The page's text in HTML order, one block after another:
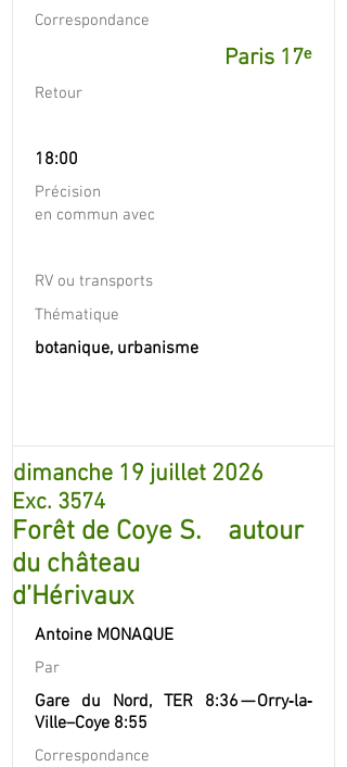
Correspondance
Paris 17ᵉ
Retour
18:00
Précision
en commun avec
RV ou transports
Thématique
botanique, urbanisme
dimanche 19 juillet 2026
Exc. 3574
Forêt de Coye S. autour
du château
d’Hérivaux
Antoine MONAQUE
Par
Gare du Nord, TER 8:36 — Orry‐la‐
Ville–Coye 8:55
Correspondance